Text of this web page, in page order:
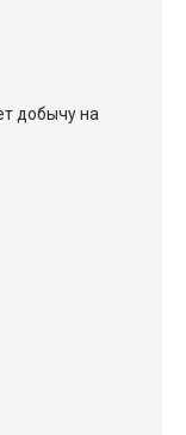
добычу на